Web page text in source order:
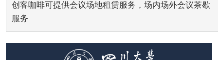
创客咖啡可提供会议场地租赁服务，场内场外会议茶歇
服务